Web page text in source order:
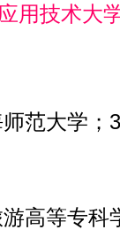
用技术大
范大学；
高等专科